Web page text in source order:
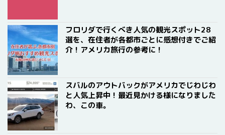
フロリダで行くべき人気の観光スポット28
選を、在住者が各都市ごとに感想付きでご紹
介！アメリカ旅行の参考に！
スバルのアウトバックがアメリカでじわじわ
と人気上昇中！最近見かける様になりました
わ、この車。